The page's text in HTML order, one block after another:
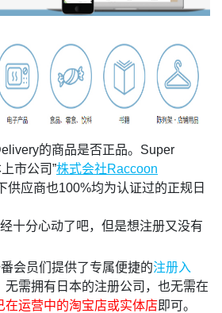
的商品是否正品。Super
市公司”株式会社Raccoon
供应商也100%均为认证过的正规日
十分心动了吧，但是想注册又没有
会员们提供了专属便捷的注册入
无需拥有日本的注册公司，也无需在
在运营中的淘宝店或实体店即可。